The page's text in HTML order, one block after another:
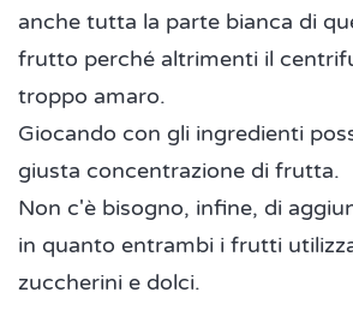
anche tutta la parte bianca di
frutto perché altrimenti il
troppo amaro.
Giocando con gli ingredienti
giusta concentrazione di frutta.
Non c'è bisogno, infine, di
in quanto entrambi i frutti
zuccherini e dolci.